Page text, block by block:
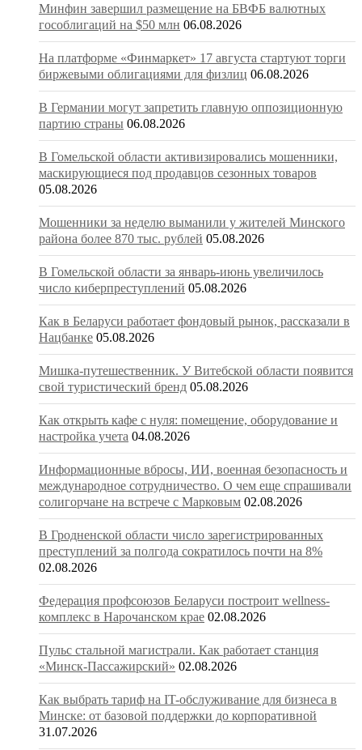
Минфин завершил размещение на БВФБ валютных
гособлигаций на $50 млн 06.08.2026
На платформе «Финмаркет» 17 августа стартуют торги
биржевыми облигациями для физлиц 06.08.2026
В Германии могут запретить главную оппозиционную
партию страны 06.08.2026
В Гомельской области активизировались мошенники,
маскирующиеся под продавцов сезонных товаров
05.08.2026
Мошенники за неделю выманили у жителей Минского
района более 870 тыс. рублей 05.08.2026
В Гомельской области за январь-июнь увеличилось
число киберпреступлений 05.08.2026
Как в Беларуси работает фондовый рынок, рассказали в
Нацбанке 05.08.2026
Мишка-путешественник. У Витебской области появится
свой туристический бренд 05.08.2026
Как открыть кафе с нуля: помещение, оборудование и
настройка учета 04.08.2026
Информационные вбросы, ИИ, военная безопасность и
международное сотрудничество. О чем еще спрашивали
солигорчане на встрече с Марковым 02.08.2026
В Гродненской области число зарегистрированных
преступлений за полгода сократилось почти на 8%
02.08.2026
Федерация профсоюзов Беларуси построит wellness-
комплекс в Нарочанском крае 02.08.2026
Пульс стальной магистрали. Как работает станция
«Минск-Пассажирский» 02.08.2026
Как выбрать тариф на IT-обслуживание для бизнеса в
Минске: от базовой поддержки до корпоративной
31.07.2026